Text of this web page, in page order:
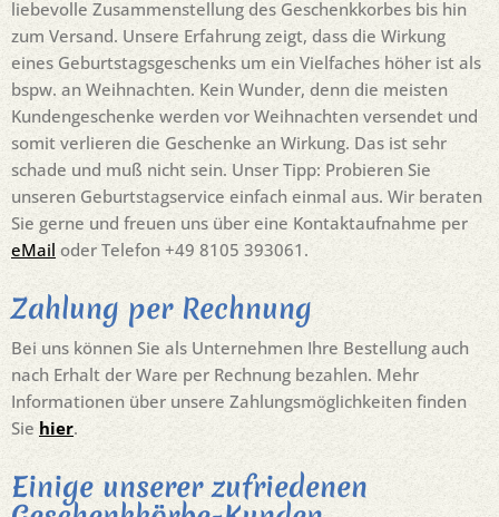
liebevolle Zusammenstellung des Geschenkkorbes bis hin
zum Versand. Unsere Erfahrung zeigt, dass die Wirkung
eines Geburtstagsgeschenks um ein Vielfaches höher ist als
bspw. an Weihnachten. Kein Wunder, denn die meisten
Kundengeschenke werden vor Weihnachten versendet und
somit verlieren die Geschenke an Wirkung. Das ist sehr
schade und muß nicht sein. Unser Tipp: Probieren Sie
unseren Geburtstagservice einfach einmal aus. Wir beraten
Sie gerne und freuen uns über eine Kontaktaufnahme per
eMail oder Telefon +49 8105 393061.
Zahlung per Rechnung
Bei uns können Sie als Unternehmen Ihre Bestellung auch
nach Erhalt der Ware per Rechnung bezahlen. Mehr
Informationen über unsere Zahlungsmöglichkeiten finden
Sie hier.
Einige unserer zufriedenen